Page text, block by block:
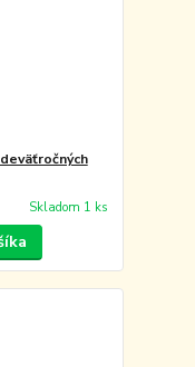
Skladom 1 ks